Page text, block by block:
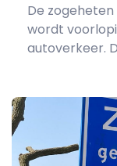
De
wordt
autoverkeer.